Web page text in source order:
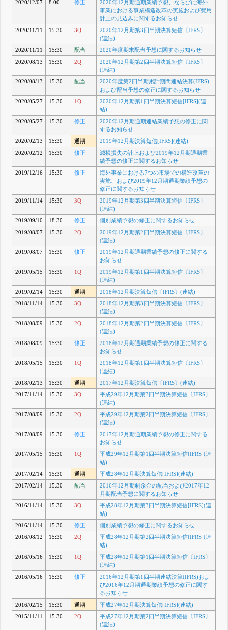
2020/12/07 8:00 修正
2020年12月期通期業績予想、ならびに海外
事業における事業構造改革の実施および費用
計上の見込みに関するお知らせ
2020/11/11
15:30 3Q
2020年12月期第3四半期決算短信〔IFRS〕
(連結)
2020/11/11
15:30 配当
2020年度期末配当予想に関するお知らせ
2020/08/13
15:30 2Q
2020年12月期第2四半期決算短信〔IFRS〕
(連結)
2020/08/13
15:30 配当
2020年度第2四半期累計期間連結決算(IFRS)
および配当予想の修正に関するお知らせ
2020/05/27
15:30 1Q
2020年12月期第1四半期決算短信[IFRS](連
結)
2020/05/27
15:30 修正
2020年12月期通期連結業績予想の修正に関
するお知らせ
2020/02/13
15:30 通期
2019年12月期決算短信[IFRS](連結)
2020/02/12
15:30 修正
減損損失の計上および2019年12月期通期業
績予想の修正に関するお知らせ
2019/12/16
15:30 修正
海外事業における7つの市場での構造改革の
実施、および2019年12月期通期業績予想の
修正に関するお知らせ
2019/11/14
15:30 3Q
2019年12月期第3四半期決算短信〔IFRS〕
(連結)
2019/09/10
18:30 修正
個別業績予想の修正に関するお知らせ
2019/08/07
15:30 2Q
2019年12月期第2四半期決算短信〔IFRS〕
(連結)
2019/08/07
15:30 修正
2019年12月期通期業績予想の修正に関する
お知らせ
2019/05/15
15:30 1Q
2019年12月期第1四半期決算短信〔IFRS〕
(連結)
2019/02/14
15:30 通期
2018年12月期決算短信〔IFRS〕(連結)
2018/11/14
15:30 3Q
2018年12月期第3四半期決算短信〔IFRS〕
(連結)
2018/08/09
15:30 2Q
2018年12月期第2四半期決算短信〔IFRS〕
(連結)
2018/08/09
15:30 修正
2018年12月期通期業績予想の修正に関する
お知らせ
2018/05/15
15:30 1Q
2018年12月期第1四半期決算短信〔IFRS〕
(連結)
2018/02/13
15:30 通期
2017年12月期決算短信〔IFRS〕(連結)
2017/11/14
15:30 3Q
平成29年12月期第3四半期決算短信〔IFRS〕
(連結)
2017/08/09
15:30 2Q
平成29年12月期第2四半期決算短信〔IFRS〕
(連結)
2017/08/09
15:30 修正
2017年12月期通期業績予想の修正に関する
お知らせ
2017/05/15
15:30 1Q
平成29年12月期第1四半期決算短信[IFRS](連
結)
2017/02/14
15:30 通期
平成28年12月期決算短信[IFRS](連結)
2017/02/14
15:30 配当
2016年12月期剰余金の配当および2017年12
月期配当予想に関するお知らせ
2016/11/14
15:30 3Q
平成28年12月期第3四半期決算短信[IFRS](連
結)
2016/11/14
15:30 修正
個別業績予想の修正に関するお知らせ
2016/08/12
15:30 2Q
平成28年12月期第2四半期決算短信[IFRS](連
結)
2016/05/16
15:30 1Q
平成28年12月期第1四半期決算短信〔IFRS〕
(連結)
2016/05/16
15:30 修正
2016年12月期第1四半期連結決算(IFRS)およ
び2016年12月期通期業績予想の修正に関す
るお知らせ
2016/02/15
15:30 通期
平成27年12月期決算短信[IFRS](連結)
2015/11/11
15:30 2Q
平成27年12月期第2四半期決算短信〔IFRS〕
(連結)